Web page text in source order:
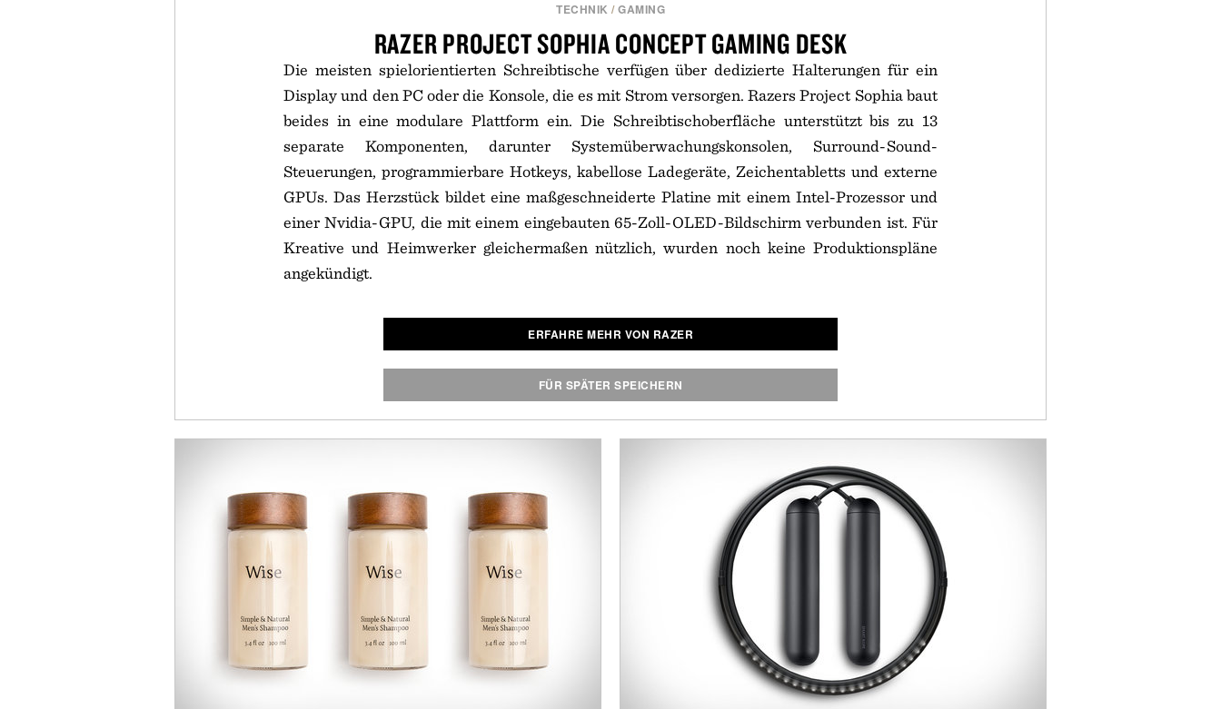
TECHNIK /GAMING
RAZER PROJECT SOPHIA CONCEPT GAMING DESK
Die meisten spielorientierten Schreibtische verfügen über dedizierte Halterungen für ein
Display und den PC oder die Konsole, die es mit Strom versorgen. Razers Project Sophia baut
beides in eine modulare Plattform ein. Die Schreibtischoberfläche unterstützt bis zu 13
separate Komponenten, darunter Systemüberwachungskonsolen, Surround-Sound-
Steuerungen, programmierbare Hotkeys, kabellose Ladegeräte, Zeichentabletts und externe
GPUs. Das Herzstück bildet eine maßgeschneiderte Platine mit einem Intel-Prozessor und
einer Nvidia-GPU, die mit einem eingebauten 65-Zoll-OLED-Bildschirm verbunden ist. Für
Kreative und Heimwerker gleichermaßen nützlich, wurden noch keine Produktionspläne
angekündigt.
ERFAHRE MEHR VON RAZER
FÜR SPÄTER SPEICHERN